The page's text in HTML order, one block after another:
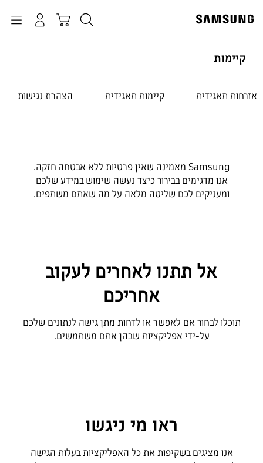
קיימות
אזרחות תאגידית קיימות תאגידית הצהרת נגישות
הפרטיות שלכם. מאובטחת.
Samsung מאמינה שאין פרטיות ללא אבטחה חזקה.
אנו מדגימים בבירור כיצד נעשה שימוש במידע שלכם
ומעניקים לכם שליטה מלאה על מה שאתם משתפים.
אל תתנו לאחרים לעקוב
אחריכם
תוכלו לבחור אם לאפשר או לדחות מתן גישה לנתונים שלכם
על-ידי אפליקציות שבהן אתם משתמשים.
ראו מי ניגשו
אנו מציגים בשקיפות את כל האפליקציות בעלות הגישה